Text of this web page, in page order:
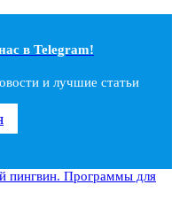
в Telegram!
и лучшие статьи
пингвин. Программы для